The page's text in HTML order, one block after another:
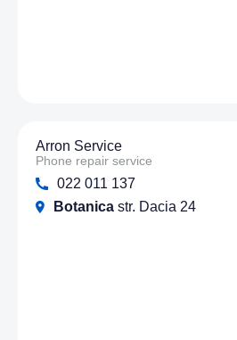
Arron Service
Phone repair service
022 011 137
Botanica str. Dacia 24